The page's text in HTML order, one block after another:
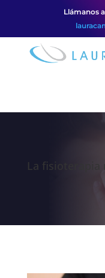
Llámanos
La fisioterapia